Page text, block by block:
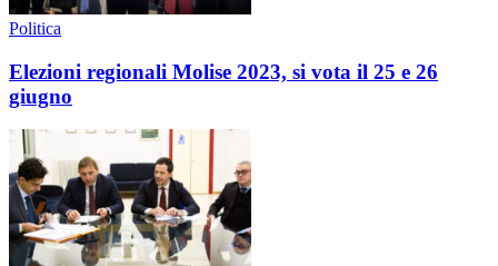
Politica
Elezioni regionali Molise 2023, si vota il 25 e 26
giugno